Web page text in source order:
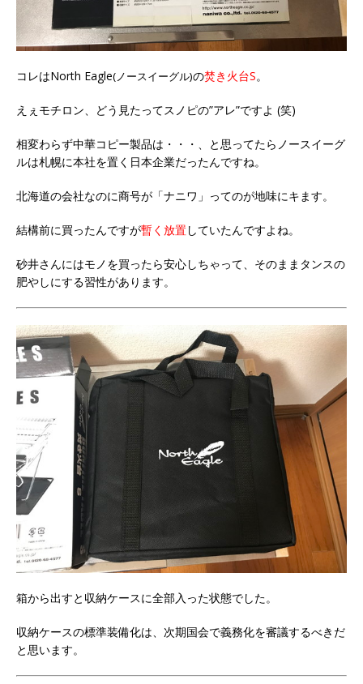
コレはNorth Eagle(ノースイーグル)の焚き火台S。
えぇモチロン、どう見たってスノピの”アレ”ですよ (笑)
相変わらず中華コピー製品は・・・、と思ってたらノースイーグ
ルは札幌に本社を置く日本企業だったんですね。
北海道の会社なのに商号が「ナニワ」ってのが地味にキます。
結構前に買ったんですが暫く放置していたんですよね。
砂井さんにはモノを買ったら安心しちゃって、そのままタンスの
肥やしにする習性があります。
箱から出すと収納ケースに全部入った状態でした。
収納ケースの標準装備化は、次期国会で義務化を審議するべきだ
と思います。